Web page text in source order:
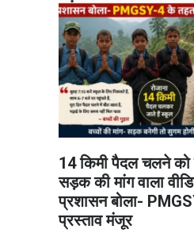
14 किमी पैदल चलने
सड़क की मांग वाला
प्रशासन बोला-
प्रस्ताव मंजूर